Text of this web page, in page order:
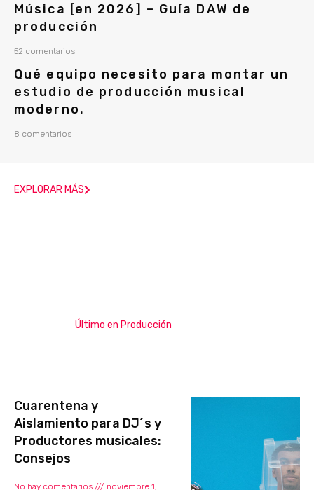
Música [en 2026] – Guía DAW de
producción
52 comentarios
Qué equipo necesito para montar un
estudio de producción musical
moderno.
8 comentarios
EXPLORAR MÁS
Último en Producción
Cuarentena y
Aislamiento para DJ´s y
Productores musicales:
Consejos
No hay comentarios noviembre 1,